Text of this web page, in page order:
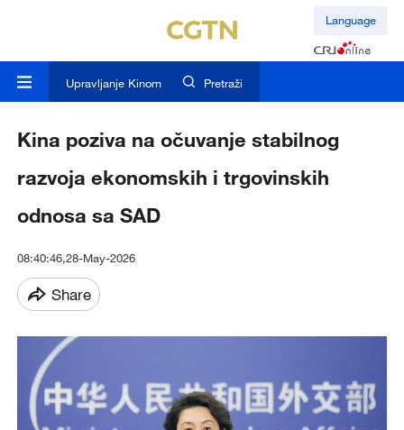
Language
Upravljanje Kinom Pretraži
Kina poziva na očuvanje stabilnog
razvoja ekonomskih i trgovinskih
odnosa sa SAD
08:40:46,28-May-2026
Share